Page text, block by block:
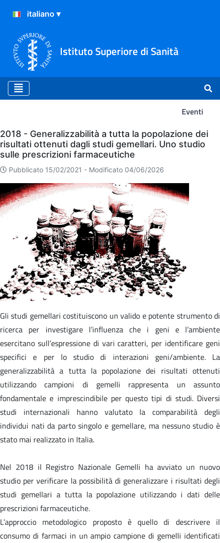
Istituto Superiore di Sanità
Eventi
Eventi
2018 - Generalizzabilità a tutta la popolazione dei
risultati ottenuti dagli studi gemellari. Uno studio
sulle prescrizioni farmaceutiche
Pubblicato 15/02/2021 - Modificato 04/06/2026
Gli studi gemellari costituiscono un valido e potente strumento di
ricerca per investigare l’influenza che i geni e l’ambiente
esercitano sull’espressione di vari caratteri, per identificare geni
specifici e per lo studio di interazioni geni/ambiente. La
generalizzabilità a tutta la popolazione dei risultati ottenuti
utilizzando campioni di gemelli rappresenta un assunto
fondamentale e imprescindibile per questo tipi di studi. Diversi
studi internazionali hanno valutato la comparabilità degli
individui nati da parto singolo e gemellare, ma nessuno studio è
stato mai realizzato in Italia.
Nel 2018 il Registro Nazionale Gemelli ha avviato un nuovo
studio per verificare la possibilità di generalizzare i risultati degli
studi gemellari a tutta la popolazione utilizzando i dati delle
prescrizioni farmaceutiche.
L’approccio metodologico proposto è quello di descrivere il
consumo di farmaci in un ampio campione di gemelli identificati